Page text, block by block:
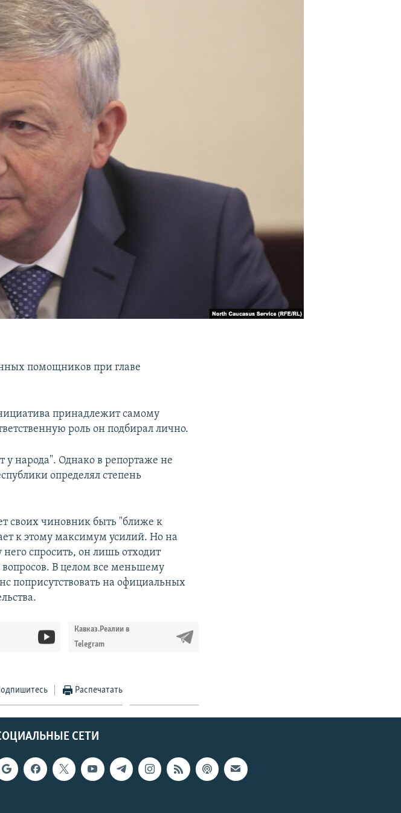
помощников при главе
принадлежит самому
роль он подбирал лично.
у народа". Однако в репортаже не
определял степень
своих чиновник быть "ближе к
к этому максимум усилий. Но на
спросить, он лишь отходит
вопросов. В целом все меньшему
поприсутствовать на официальных
Кавказ.Реалии в
Telegram
Подпишитесь Распечатать
СЕТИ